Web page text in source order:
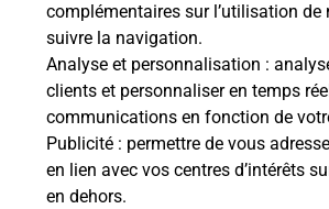
complémentaires sur l’utilisation de
suivre la navigation.
Analyse et personnalisation :
clients et personnaliser en temps
communications en fonction de
Publicité : permettre de vous
en lien avec vos centres d’intérêts
en dehors.
Comment La Poste
à votre sécurité au
Puis-je passer mon code de
avec La Poste et sous
conditions ?